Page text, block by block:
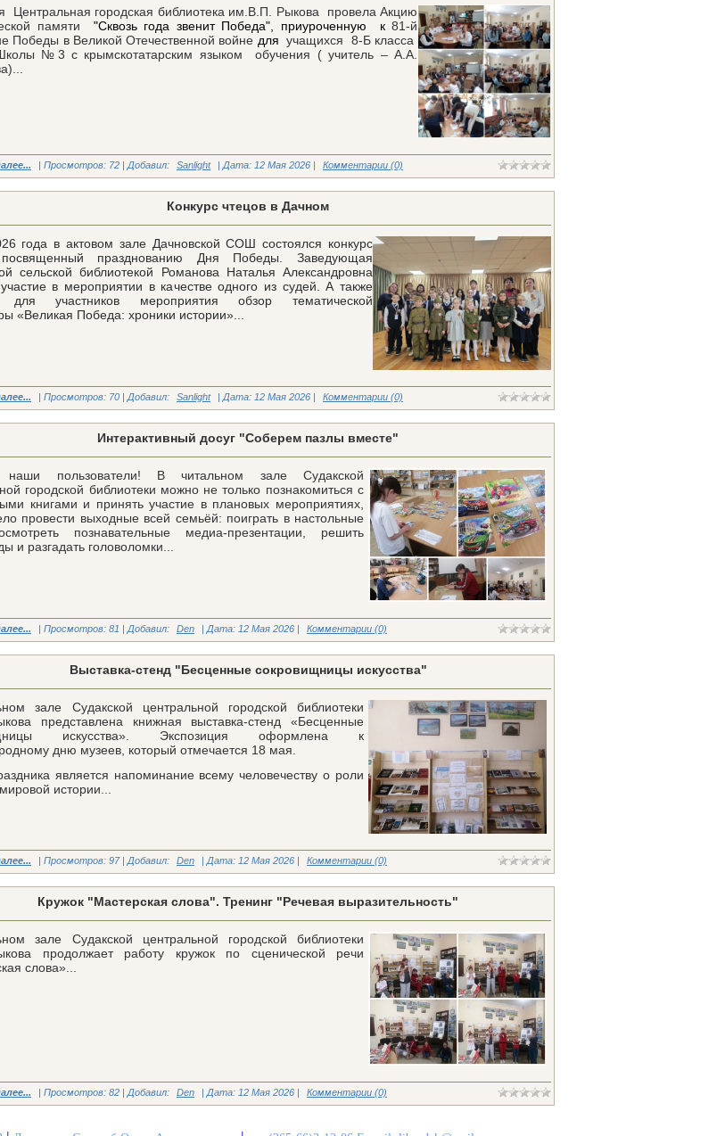
Центральная городская библиотека им.В.П. Рыкова провела Акцию
памяти "Сквозь года звенит Победа", приуроченную к81-й
Победы в Великой Отечественной войне для учащихся 8-Б класса
№3 с крымскотатарским языком обучения ( учитель – А.А.
| Просмотров: 72 | Добавил: Sanlight | Дата: 12 Мая 2026 | Комментарии (0)
Конкурс чтецов в Дачном
года в актовом зале Дачновской СОШ состоялся конкурс
празднованию Дня Победы. Заведующая
сельской библиотекой Романова Наталья Александровна
в мероприятии в качестве одного из судей. А также
для участников мероприятия обзор тематической
«Великая Победа: хроники истории»...
| Просмотров: 70 | Добавил: Sanlight | Дата: 12 Мая 2026 | Комментарии (0)
Интерактивный досуг "Соберем пазлы вместе"
наши пользователи! В читальном зале Судакской
городской библиотеки можно не только познакомиться с
книгами и принять участие в плановых мероприятиях,
провести выходные всей семьёй: поиграть в настольные
познавательные медиа-презентации, решить
и разгадать головоломки...
| Просмотров: 81 | Добавил: Den | Дата: 12 Мая 2026 | Комментарии (0)
Выставка-стенд "Бесценные сокровищницы искусства"
зале Судакской центральной городской библиотеки
представлена книжная выставка-стенд «Бесценные
искусства». Экспозиция оформлена к
дню музеев, который отмечается 18 мая.
является напоминание всему человечеству о роли
истории...
| Просмотров: 97 | Добавил: Den | Дата: 12 Мая 2026 | Комментарии (0)
Кружок "Мастерская слова". Тренинг "Речевая выразительность"
зале Судакской центральной городской библиотеки
продолжает работу кружок по сценической речи
слова»...
| Просмотров: 82 | Добавил: Den | Дата: 12 Мая 2026 | Комментарии (0)